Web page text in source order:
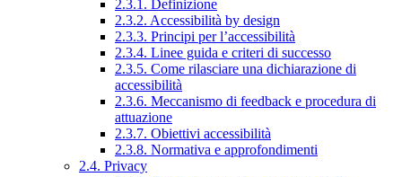
2.3.1. Definizione
2.3.2. Accessibilità by design
2.3.3. Principi per l’accessibilità
2.3.4. Linee guida e criteri di successo
2.3.5. Come rilasciare una dichiarazione di
accessibilità
2.3.6. Meccanismo di feedback e procedura di
attuazione
2.3.7. Obiettivi accessibilità
2.3.8. Normativa e approfondimenti
2.4. Privacy